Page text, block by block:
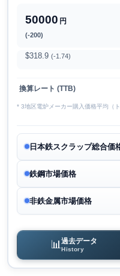
50000 円
(-200)
$318.9 (-1.74)
換算レート (TTB)
* 3地区電炉メーカー購入価格平均（ト
日本鉄スクラップ総合価
鉄鋼市場価格
非鉄金属市場価格
📊過去データ
History